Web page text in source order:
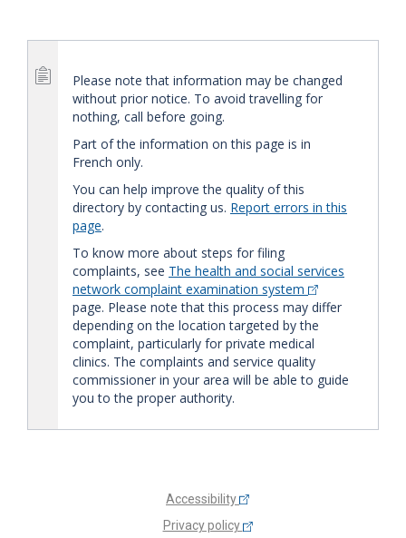
Please note that information may be changed
without prior notice. To avoid travelling for
nothing, call before going.
Part of the information on this page is in
French only.
You can help improve the quality of this
directory by contacting us. Report errors in this
page.
To know more about steps for filing
complaints, see The health and social services
network complaint examination system
page. Please note that this process may differ
depending on the location targeted by the
complaint, particularly for private medical
clinics. The complaints and service quality
commissioner in your area will be able to guide
you to the proper authority.
Accessibility
Privacy policy